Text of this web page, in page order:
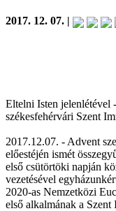
2017. 12. 07. |
Eltelni Isten jelenlétével
székesfehérvári Szent
2017.12.07. - Advent
előestéjén ismét
első csütörtöki napján
vezetésével
2020-as Nemzetközi
első alkalmának a